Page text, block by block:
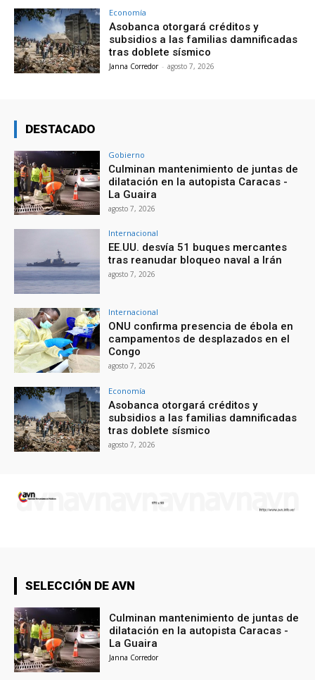
Economía
Asobanca otorgará créditos y
subsidios a las familias damnificadas
tras doblete sísmico
Janna Corredor - agosto 7, 2026
DESTACADO
Gobierno
Culminan mantenimiento de juntas de
dilatación en la autopista Caracas -
La Guaira
agosto 7, 2026
Internacional
EE.UU. desvía 51 buques mercantes
tras reanudar bloqueo naval a Irán
agosto 7, 2026
Internacional
ONU confirma presencia de ébola en
campamentos de desplazados en el
Congo
agosto 7, 2026
Economía
Asobanca otorgará créditos y
subsidios a las familias damnificadas
tras doblete sísmico
agosto 7, 2026
SELECCIÓN DE AVN
Culminan mantenimiento de juntas de
dilatación en la autopista Caracas -
La Guaira
Janna Corredor